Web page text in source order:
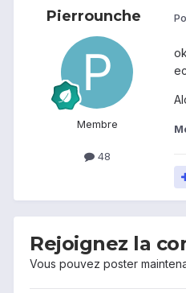
Pierrounche
Membre
48
Rejoignez la
Vous pouvez poster